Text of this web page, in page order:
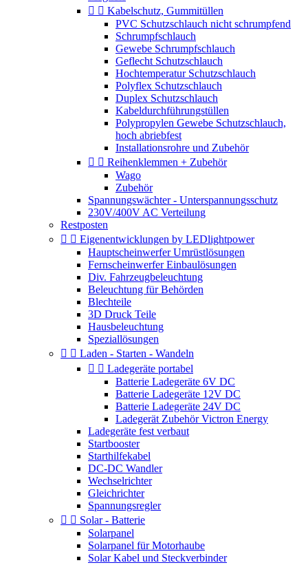
  Kabelschutz, Gummitüllen
PVC Schutzschlauch nicht schrumpfend
Schrumpfschlauch
Gewebe Schrumpfschlauch
Geflecht Schutzschlauch
Hochtemperatur Schutzschlauch
Polyflex Schutzschlauch
Duplex Schutzschlauch
Kabeldurchführungstüllen
Polypropylen Gewebe Schutzschlauch,
hoch abriebfest
Installationsrohre und Zubehör
  Reihenklemmen + Zubehör
Wago
Zubehör
Spannungswächter - Unterspannungsschutz
230V/400V AC Verteilung
Restposten
  Eigenentwicklungen by LEDlightpower
Hauptscheinwerfer Umrüstlösungen
Fernscheinwerfer Einbaulösungen
Div. Fahrzeugbeleuchtung
Beleuchtung für Behörden
Blechteile
3D Druck Teile
Hausbeleuchtung
Speziallösungen
  Laden - Starten - Wandeln
  Ladegeräte portabel
Batterie Ladegeräte 6V DC
Batterie Ladegeräte 12V DC
Batterie Ladegeräte 24V DC
Ladegerät Zubehör Victron Energy
Ladegeräte fest verbaut
Startbooster
Starthilfekabel
DC-DC Wandler
Wechselrichter
Gleichrichter
Spannungsregler
  Solar - Batterie
Solarpanel
Solarpanel für Motorhaube
Solar Kabel und Steckverbinder